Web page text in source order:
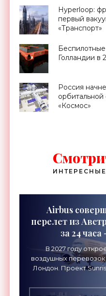
Hyperloop:
первый
«Транспорт»
Голландии в
Россия
орбитальной
«Космос»
Airbus
перелет из
за 24
В 2027 году
воздушных
Лондон. Проект